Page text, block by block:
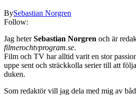
BySebastian Norgren
Follow:
Jag heterSebastian Norgren och är
filmerochtvprogram.se.
Film och TV har alltid varit en stor
uppe sent och sträckkolla serier till att
duken.
Som redaktör vill jag dela med mig av